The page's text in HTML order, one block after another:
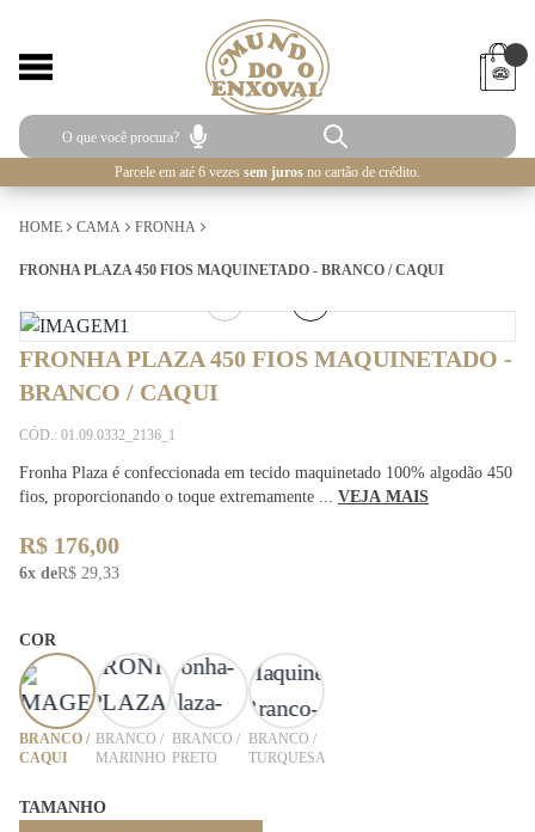
Parcele em até 6 vezes sem juros no cartão de crédito.
HOME CAMA FRONHA
FRONHA PLAZA 450 FIOS MAQUINETADO - BRANCO / CAQUI
FRONHA PLAZA 450 FIOS MAQUINETADO -
BRANCO / CAQUI
CÓD.: 01.09.0332_2136_1
Fronha Plaza é confeccionada em tecido maquinetado 100% algodão 450
fios, proporcionando o toque extremamente ... VEJA MAIS
R$ 176,00
6x deR$ 29,33
COR
BRANCO /
CAQUI
BRANCO /
MARINHO
BRANCO /
PRETO
BRANCO /
TURQUESA
TAMANHO